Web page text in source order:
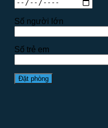
Số người lớn
Số trẻ em